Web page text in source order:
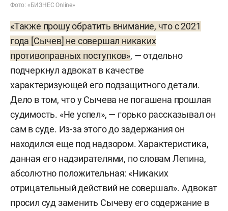
Фото: «БИЗНЕС Online»
«Также прошу обратить внимание, что с 2021
года [Сычев] не совершал никаких
противоправных поступков», — отдельно
подчеркнул адвокат в качестве
характеризующей его подзащитного детали.
Дело в том, что у Сычева не погашена прошлая
судимость. «Не успел», — горько рассказывал он
сам в суде. Из-за этого до задержания он
находился еще под надзором. Характеристика,
данная его надзирателями, по словам Лепина,
абсолютно положительная: «Никаких
отрицательный действий не совершал». Адвокат
просил суд заменить Сычеву его содержание в